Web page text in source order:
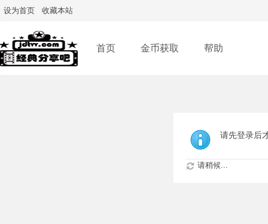
设为首页 收藏本站
首页 金币获取 帮助
请先登录后
请稍候...